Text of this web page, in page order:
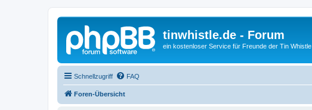
tinwhistle.de - Forum
ein kostenloser Service für Freunde der Tin Whistle
Schnellzugriff FAQ
Foren-Übersicht